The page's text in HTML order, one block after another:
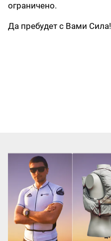
ограничено.
Да пребудет с Вами Сила!